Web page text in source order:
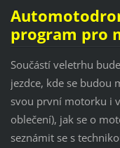
program pro
Součástí veletrhu
jezdce, kde se budou
svou první motorku i
oblečení), jak se o
seznámit se s